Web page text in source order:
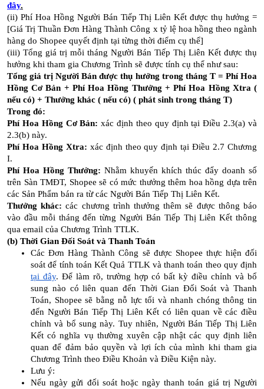
đây.
(ii) Phí Hoa Hồng Người Bán Tiếp Thị Liên Kết được thụ hưởng =
[Giá Trị Thuần Đơn Hàng Thành Công x tỷ lệ hoa hồng theo ngành
hàng do Shopee quyết định tại từng thời điểm cụ thể]
(iii) Tổng giá trị mỗi tháng Người Bán Tiếp Thị Liên Kết được thụ
hưởng khi tham gia Chương Trình sẽ được tính cụ thể như sau:
Tổng giá trị Người Bán được thụ hưởng trong tháng T = Phí Hoa
Hồng Cơ Bản + Phí Hoa Hồng Thưởng + Phí Hoa Hồng Xtra (
nếu có) + Thưởng khác ( nếu có) ( phát sinh trong tháng T)
Trong đó:
Phí Hoa Hồng Cơ Bản: xác định theo quy định tại Điều 2.3(a) và
2.3(b) này.
Phí Hoa Hồng Xtra: xác định theo quy định tại Điều 2.7 Chương
I.
Phí Hoa Hồng Thưởng: Nhằm khuyến khích thúc đẩy doanh số
trên Sàn TMĐT, Shopee sẽ có mức thưởng thêm hoa hồng dựa trên
các Sản Phẩm bán ra từ các Người Bán Tiếp Thị Liên Kết.
Thưởng khác:các chương trình thưởng thêm sẽ được thông báo
vào đầu mỗi tháng đến từng Người Bán Tiếp Thị Liên Kết thông
qua email của Chương Trình TTLK.
(b) Thời Gian Đối Soát và Thanh Toán
Các Đơn Hàng Thành Công sẽ được Shopee thực hiện đối
soát để tính toán Kết Quả TTLK và thanh toán theo quy định
tại đây. Để làm rõ, trường hợp có bất kỳ điều chỉnh và bổ
sung nào có liên quan đến Thời Gian Đối Soát và Thanh
Toán, Shopee sẽ bằng nỗ lực tối và nhanh chóng thông tin
đến Người Bán Tiếp Thị Liên Kết có liên quan về các điều
chỉnh và bổ sung này. Tuy nhiên, Người Bán Tiếp Thị Liên
Kết có nghĩa vụ thường xuyên cập nhật các quy định liên
quan để đảm bảo quyền và lợi ích của mình khi tham gia
Chương Trình theo Điều Khoản và Điều Kiện này.
Lưu ý:
Nếu ngày gửi đối soát hoặc ngày thanh toán giá trị Người